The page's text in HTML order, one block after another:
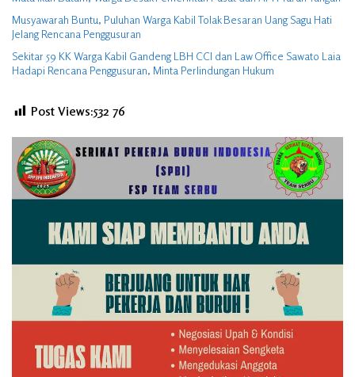
Musyawarah Buntu, Puluhan Warga Kabil Tolak Besaran Uang Sagu Hati
Jelang Rencana Penggusuran
Sekitar 59 KK Warga Kabil Gandeng LBH CCI dan Law Office Sawato Laia
Hadapi Rencana Penggusuran, Minta Perlindungan Hukum
Post Views:532 76